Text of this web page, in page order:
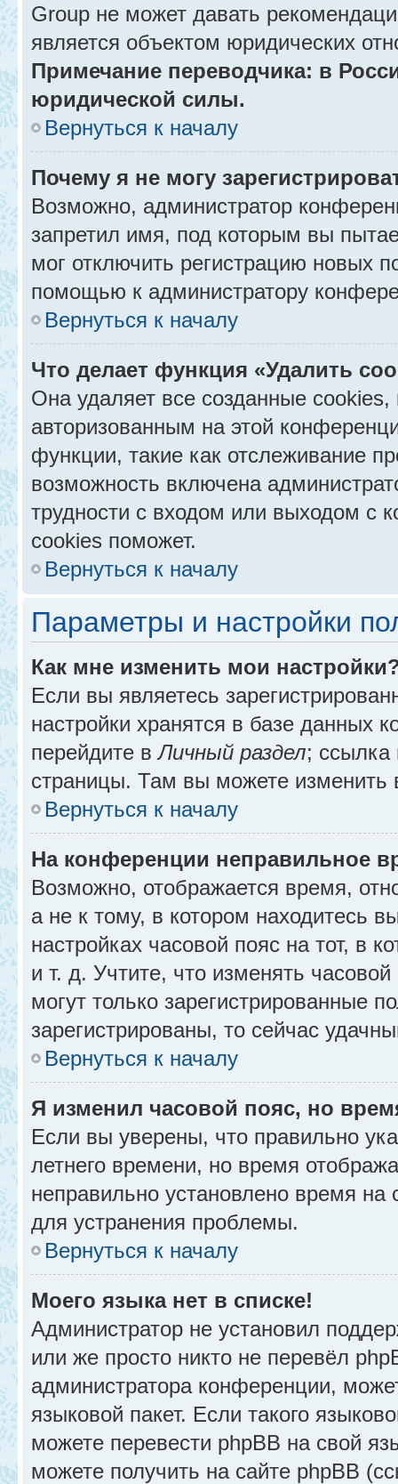
Group не может давать
является объектом юридических
Примечание переводчика: в
юридической силы.
Вернуться к началу
Почему я не могу
Возможно, администратор
запретил имя, под которым вы
мог отключить регистрацию новых
помощью к администратору
Вернуться к началу
Что делает функция «Удалить
Она удаляет все созданные
авторизованным на этой
функции, такие как отслеживание
возможность включена
трудности с входом или выходом с
cookies поможет.
Вернуться к началу
Параметры и настройки
Как мне изменить мои
Если вы являетесь
настройки хранятся в базе данных
перейдите вЛичный раздел; ссылка
страницы. Там вы можете изменить
Вернуться к началу
На конференции неправильное
Возможно, отображается время,
а не к тому, в котором находитесь
настройках часовой пояс на тот, в
и т. д. Учтите, что изменять
могут только зарегистрированные
зарегистрированы, то сейчас
Вернуться к началу
Я изменил часовой пояс, но
Если вы уверены, что правильно
летнего времени, но время
неправильно установлено время
для устранения проблемы.
Вернуться к началу
Моего языка нет в списке!
Администратор не установил
или же просто никто не перевёл
администратора конференции,
языковой пакет. Если такого
можете перевести phpBB на свой
можете получить на сайте phpBB